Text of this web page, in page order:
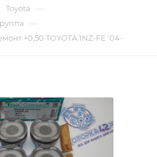
Toyota —
—
+0,50 TOYOTA 1NZ-FE '04-